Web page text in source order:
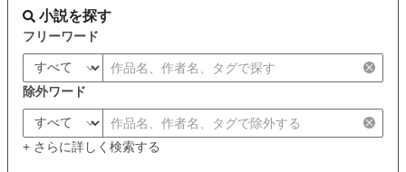
小説を探す
フリーワード
除外ワード
+ さらに詳しく検索する